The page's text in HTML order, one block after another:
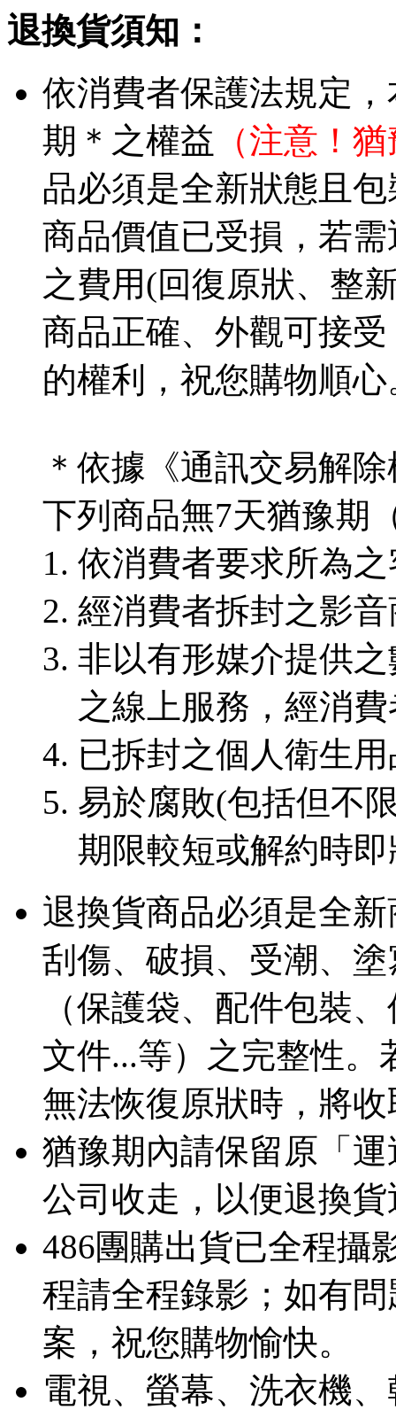
退換貨須知：
依消費者保護法規定
期＊之權益 （注意！
品必須是全新狀態且
商品價值已受損，若
之費用(回復原狀、整
商品正確、外觀可接
的權利，祝您購物順心
＊依據《通訊交易解
下列商品無7天猶豫期
依消費者要求所為
經消費者拆封之影
非以有形媒介提供
之線上服務，經消
已拆封之個人衛生
易於腐敗(包括但不
期限較短或解約時
退換貨商品必須是全
刮傷、破損、受潮、
（保護袋、配件包裝
文件...等）之完整性
無法恢復原狀時，將
猶豫期內請保留原「
公司收走，以便退換
486團購出貨已全程攝
程請全程錄影；如有
案，祝您購物愉快。
電視、螢幕、洗衣機